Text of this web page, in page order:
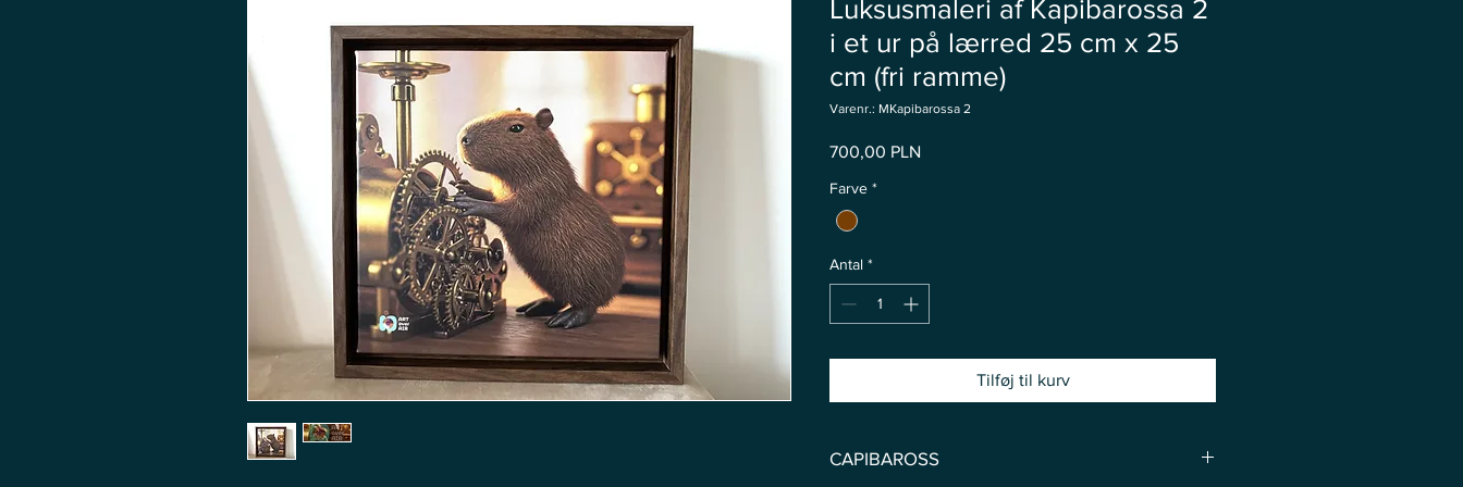
Luksusmaleri af Kapibarossa 2
i et ur på lærred 25 cm x 25
cm (fri ramme)
Varenr.: MKapibarossa 2
700,00 PLN
Farve *
Antal *
Tilføj til kurv
CAPIBAROSS